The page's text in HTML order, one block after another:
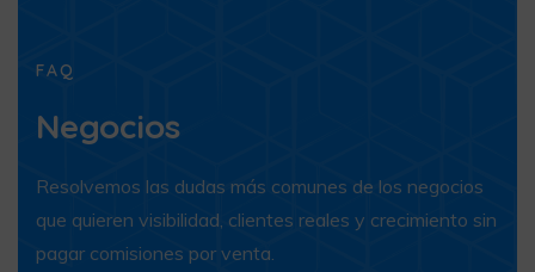
FAQ
Negocios
Resolvemos las dudas más comunes de los negocios
que quieren visibilidad, clientes reales y crecimiento sin
pagar comisiones por venta.